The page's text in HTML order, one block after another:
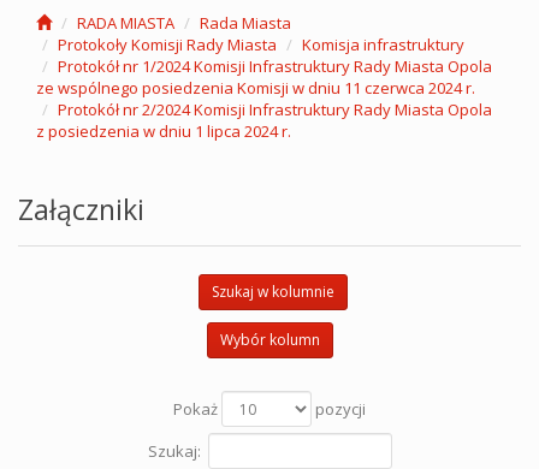
RADA MIASTA
Rada Miasta
Protokoły Komisji Rady Miasta
Komisja infrastruktury
Protokół nr 1/2024 Komisji Infrastruktury Rady Miasta Opola
ze wspólnego posiedzenia Komisji w dniu 11 czerwca 2024 r.
Protokół nr 2/2024 Komisji Infrastruktury Rady Miasta Opola
z posiedzenia w dniu 1 lipca 2024 r.
Załączniki
Szukaj w kolumnie
Wybór kolumn
Pokaż
pozycji
Szukaj: